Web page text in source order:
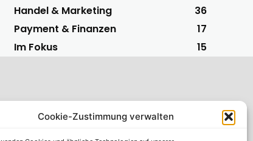
Cookie-Zustimmung verwalten
Handel & Marketing
36
Payment & Finanzen
17
Im Fokus
15
S-Vorteilspartner